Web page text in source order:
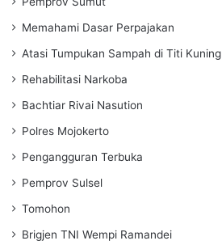
Memahami Dasar Perpajakan
Atasi Tumpukan Sampah di Titi Kuning
Rehabilitasi Narkoba
Bachtiar Rivai Nasution
Polres Mojokerto
Pengangguran Terbuka
Pemprov Sulsel
Tomohon
Brigjen TNI Wempi Ramandei